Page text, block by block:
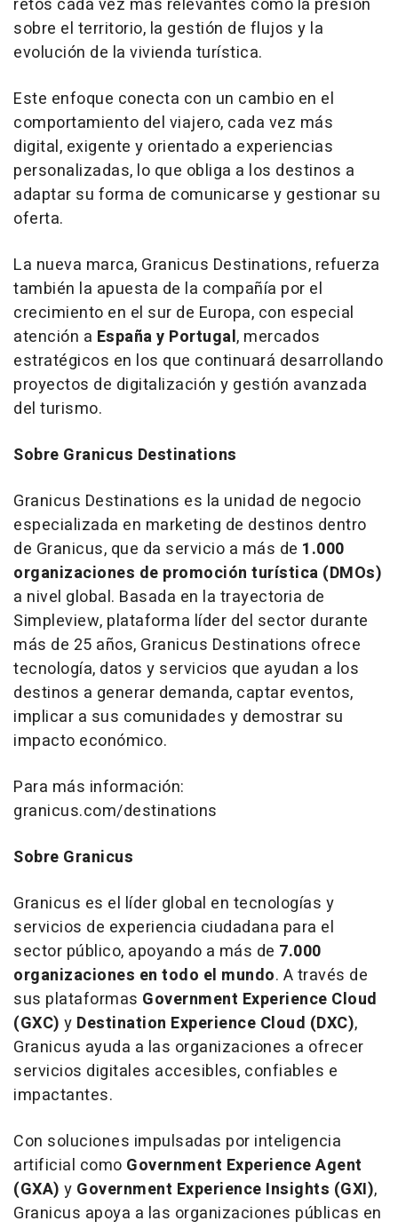
retos cada vez más relevantes como la presión
sobre el territorio, la gestión de flujos y la
evolución de la vivienda turística.
Este enfoque conecta con un cambio en el
comportamiento del viajero, cada vez más
digital, exigente y orientado a experiencias
personalizadas, lo que obliga a los destinos a
adaptar su forma de comunicarse y gestionar su
oferta.
La nueva marca, Granicus Destinations, refuerza
también la apuesta de la compañía por el
crecimiento en el sur de Europa, con especial
atención a España y Portugal, mercados
estratégicos en los que continuará desarrollando
proyectos de digitalización y gestión avanzada
del turismo.
Sobre Granicus Destinations
Granicus Destinations es la unidad de negocio
especializada en marketing de destinos dentro
de Granicus, que da servicio a más de 1.000
organizaciones de promoción turística (DMOs)
a nivel global. Basada en la trayectoria de
Simpleview, plataforma líder del sector durante
más de 25 años, Granicus Destinations ofrece
tecnología, datos y servicios que ayudan a los
destinos a generar demanda, captar eventos,
implicar a sus comunidades y demostrar su
impacto económico.
Para más información:
granicus.com/destinations
Sobre Granicus
Granicus es el líder global en tecnologías y
servicios de experiencia ciudadana para el
sector público, apoyando a más de 7.000
organizaciones en todo el mundo. A través de
sus plataformas Government Experience Cloud
(GXC) y Destination Experience Cloud (DXC),
Granicus ayuda a las organizaciones a ofrecer
servicios digitales accesibles, confiables e
impactantes.
Con soluciones impulsadas por inteligencia
artificial como Government Experience Agent
(GXA) y Government Experience Insights (GXI),
Granicus apoya a las organizaciones públicas en